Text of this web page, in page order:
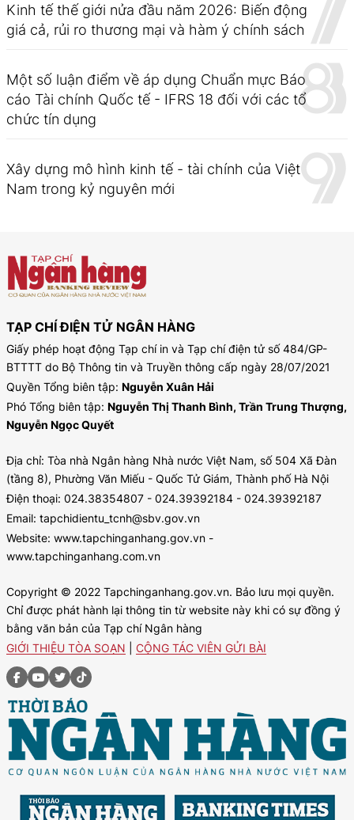
Kinh tế thế giới nửa đầu năm 2026: Biến động
giá cả, rủi ro thương mại và hàm ý chính sách
Một số luận điểm về áp dụng Chuẩn mực Báo
cáo Tài chính Quốc tế - IFRS 18 đối với các tổ
chức tín dụng
Xây dựng mô hình kinh tế - tài chính của Việt
Nam trong kỷ nguyên mới
TẠP CHÍ ĐIỆN TỬ NGÂN HÀNG
Giấy phép hoạt động Tạp chí in và Tạp chí điện tử số 484/GP-
BTTTT do Bộ Thông tin và Truyền thông cấp ngày 28/07/2021
Quyền Tổng biên tập: Nguyễn Xuân Hải
Phó Tổng biên tập: Nguyễn Thị Thanh Bình, Trần Trung Thượng,
Nguyễn Ngọc Quyết
Địa chỉ: Tòa nhà Ngân hàng Nhà nước Việt Nam, số 504 Xã Đàn
(tầng 8), Phường Văn Miếu - Quốc Tử Giám, Thành phố Hà Nội
Điện thoại: 024.38354807 - 024.39392184 - 024.39392187
Email: tapchidientu_tcnh@sbv.gov.vn
Website: www.tapchinganhang.gov.vn -
www.tapchinganhang.com.vn
Copyright © 2022 Tapchinganhang.gov.vn. Bảo lưu mọi quyền.
Chỉ được phát hành lại thông tin từ website này khi có sự đồng ý
bằng văn bản của Tạp chí Ngân hàng
GIỚI THIỆU TÒA SOẠN
CỘNG TÁC VIÊN GỬI BÀI